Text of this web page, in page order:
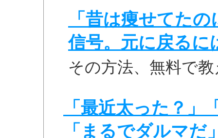
「昔は痩せてた
信号。元に戻るに
その方法、無料で
「最近太った？
「まるでダルマだ